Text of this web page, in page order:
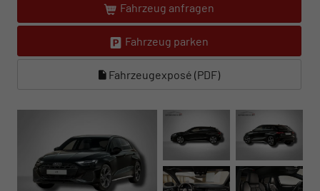
Fahrzeug anfragen
Fahrzeug parken
Fahrzeugexposé (PDF)